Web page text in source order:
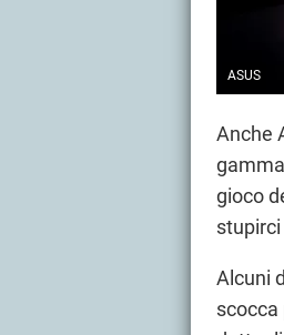
ASUS
Anche
gioco
Alcuni
scocca